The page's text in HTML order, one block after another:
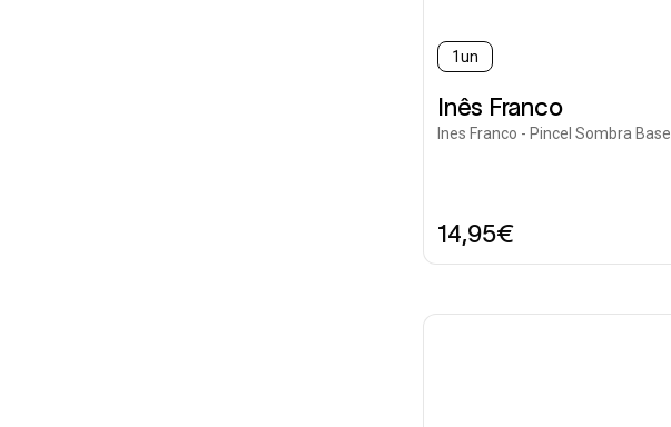
1un
Inês Franco
Ines Franco - Pincel Sombra Base
14,95€